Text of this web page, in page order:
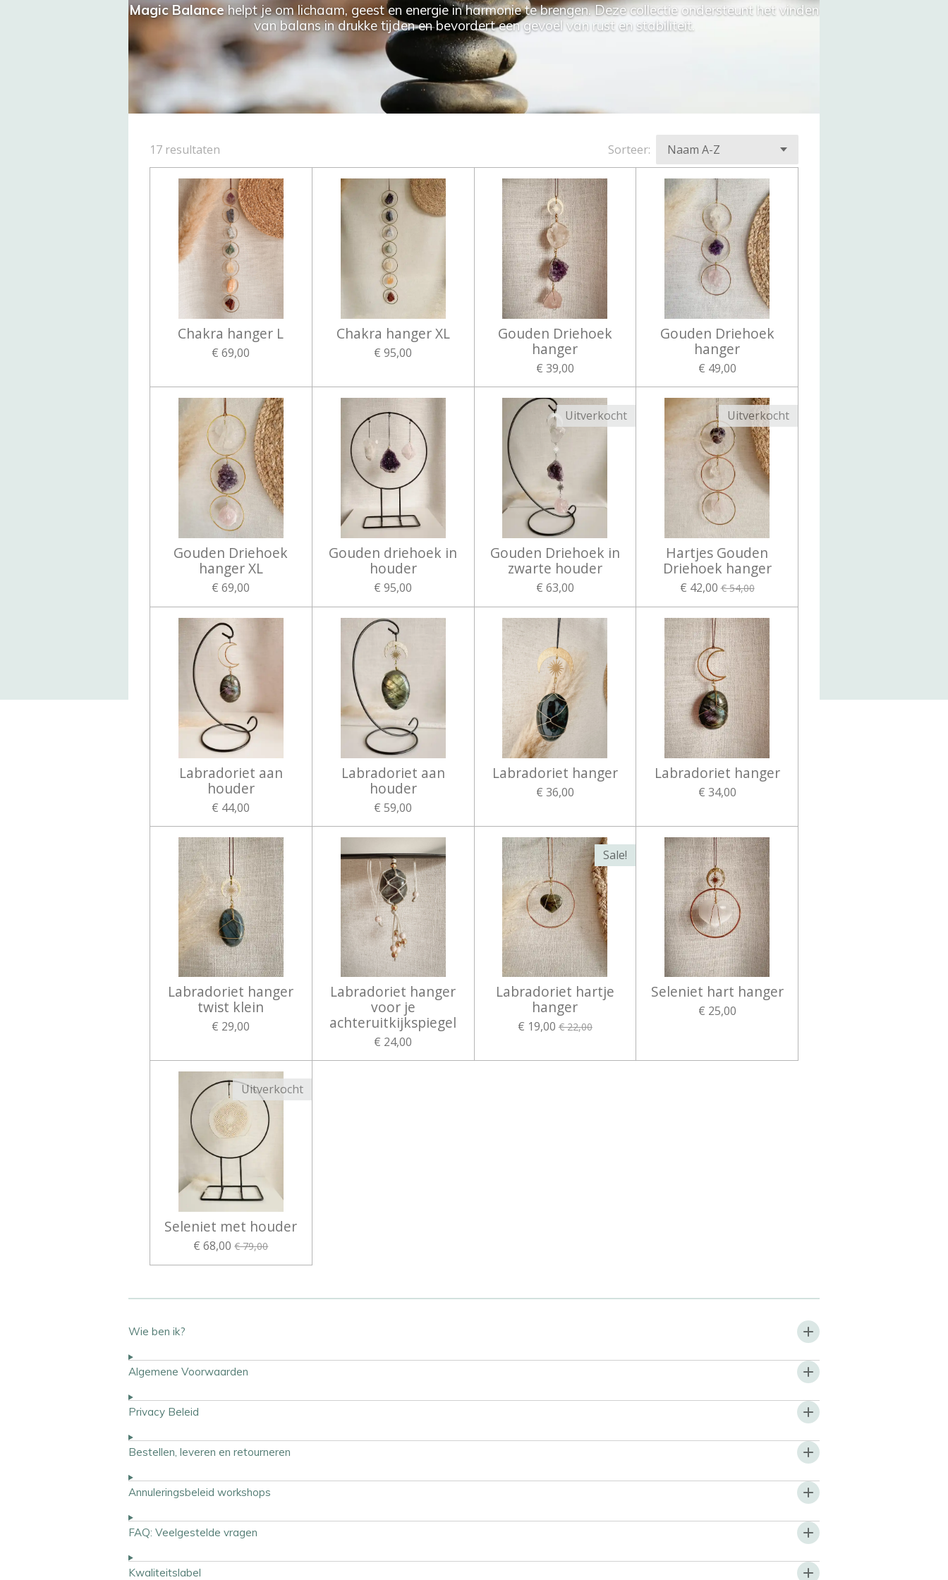
Magic Balancehelpt je om lichaam, geest en energie in harmonie te brengen. Deze collectie ondersteunt het vinden
van balans in drukke tijden en bevordert een gevoel van rust en stabiliteit.
17 resultaten Sorteer:
Chakra hanger L
€ 69,00
Chakra hanger XL
€ 95,00
Gouden Driehoek
hanger
€ 39,00
Gouden Driehoek
hanger
€ 49,00
Gouden Driehoek
hanger XL
€ 69,00
Gouden driehoek in
houder
€ 95,00
Uitverkocht
Gouden Driehoek in
zwarte houder
€ 63,00
Uitverkocht
Hartjes Gouden
Driehoek hanger
€ 42,00 € 54,00
Labradoriet aan
houder
€ 44,00
Labradoriet aan
houder
€ 59,00
Labradoriet hanger
€ 36,00
Labradoriet hanger
€ 34,00
Labradoriet hanger
twist klein
€ 29,00
Labradoriet hanger
voor je
achteruitkijkspiegel
€ 24,00
Sale!
Labradoriet hartje
hanger
€ 19,00 € 22,00
Seleniet hart hanger
€ 25,00
Uitverkocht
Seleniet met houder
€ 68,00 € 79,00
Wie ben ik?
Algemene Voorwaarden
Privacy Beleid
Bestellen, leveren en retourneren
Annuleringsbeleid workshops
FAQ: Veelgestelde vragen
Kwaliteitslabel